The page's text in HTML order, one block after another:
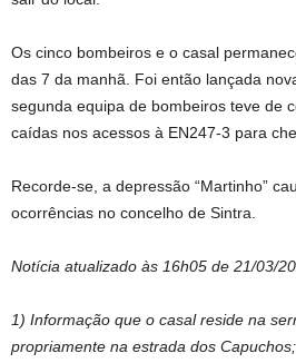
Os cinco bombeiros e o casal
das 7 da manhã. Foi então lançada
segunda equipa de bombeiros teve de
caídas nos acessos à EN247-3 para
Recorde-se, a depressão “Martinho”
ocorrências no concelho de Sintra.
Notícia atualizado às 16h05 de 21/03/
1) Informação que o casal reside na
propriamente na estrada dos Capuchos;